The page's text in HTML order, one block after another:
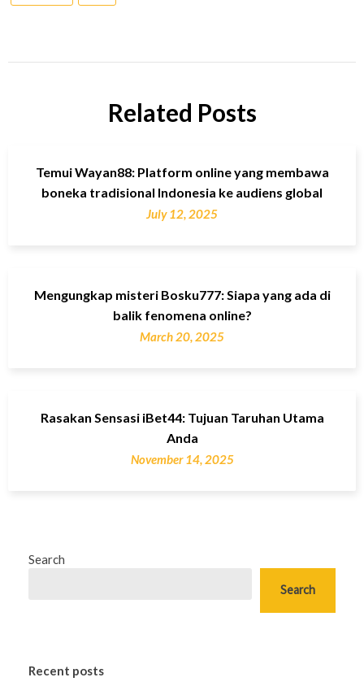
Related Posts
Temui Wayan88: Platform online yang membawa
boneka tradisional Indonesia ke audiens global
July 12, 2025
Mengungkap misteri Bosku777: Siapa yang ada di
balik fenomena online?
March 20, 2025
Rasakan Sensasi iBet44: Tujuan Taruhan Utama
Anda
November 14, 2025
Search
Search
Recent posts